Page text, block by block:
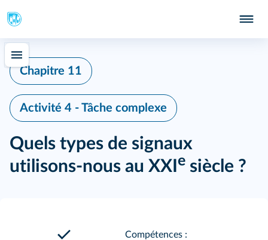
Chapitre 11
Activité 4 - Tâche complexe
Quels types de signaux
utilisons-nous au XXI e siècle ?
Compétences :